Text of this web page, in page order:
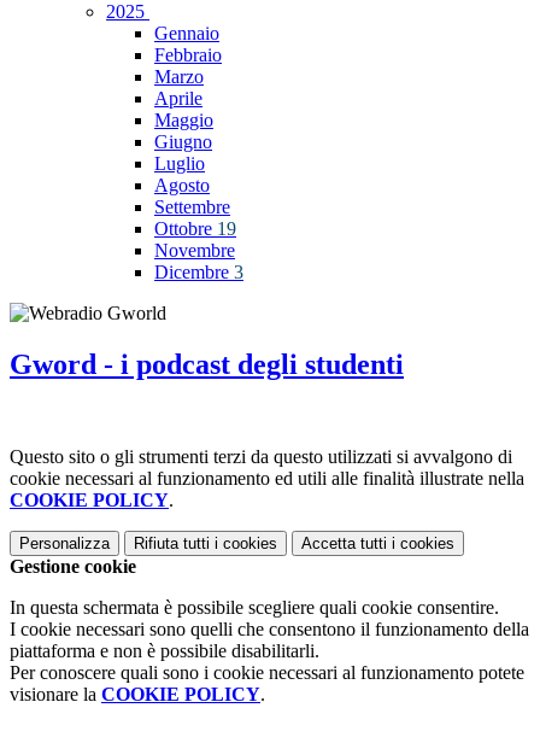
2025
Gennaio
Febbraio
Marzo
Aprile
Maggio
Giugno
Luglio
Agosto
Settembre
Ottobre 19
Novembre
Dicembre 3
Gword - i podcast degli studenti
Questo sito o gli strumenti terzi da questo utilizzati si avvalgono di
cookie necessari al funzionamento ed utili alle finalità illustrate nella
COOKIE POLICY.
Personalizza Rifiuta tutti i cookies Accetta tutti i cookies
Gestione cookie
In questa schermata è possibile scegliere quali cookie consentire.
I cookie necessari sono quelli che consentono il funzionamento della
piattaforma e non è possibile disabilitarli.
Per conoscere quali sono i cookie necessari al funzionamento potete
visionare la COOKIE POLICY.